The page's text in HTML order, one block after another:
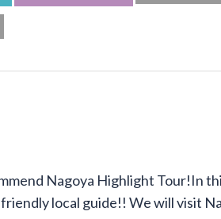
Nagoya Highlight Tour!In
local guide!! We will visit